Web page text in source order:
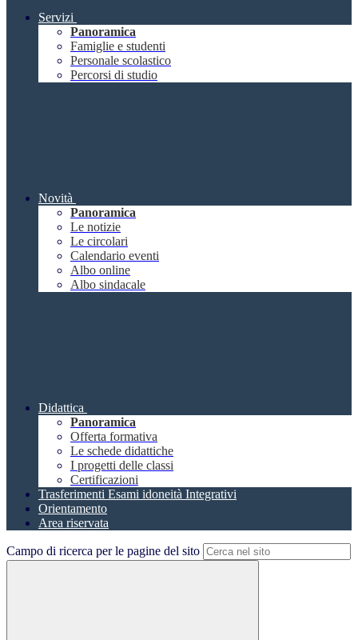
Servizi
Panoramica
Famiglie e studenti
Personale scolastico
Percorsi di studio
Novità
Panoramica
Le notizie
Le circolari
Calendario eventi
Albo online
Albo sindacale
Didattica
Panoramica
Offerta formativa
Le schede didattiche
I progetti delle classi
Certificazioni
Trasferimenti Esami idoneità Integrativi
Orientamento
Area riservata
Campo di ricerca per le pagine del sito